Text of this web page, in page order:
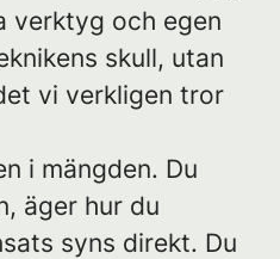
verktyg och egen
skull, utan
vi verkligen tror
i mängden. Du
äger hur du
syns direkt. Du